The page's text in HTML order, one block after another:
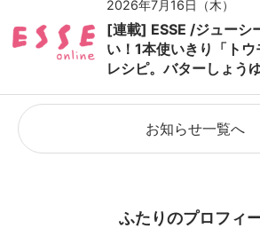
2026年7月16日（木）
[連載] ESSE /ジューシ
い！1本使いきり「トウ
レシピ。バターしょう
お知らせ一覧へ
ふたりのプロフィ